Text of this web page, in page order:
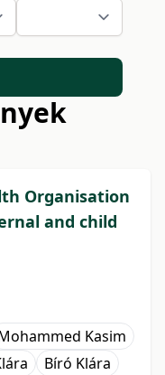
Organisation
and child
Kasim
Bíró Klára